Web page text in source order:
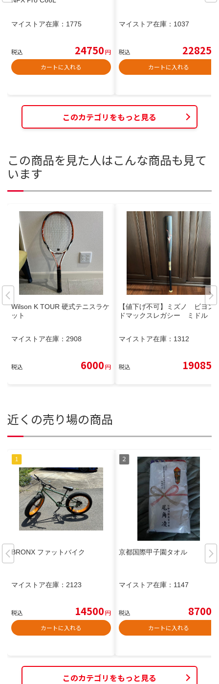
マイストア在庫： 1775
税込 24750円
カートに入れる
マイストア在庫： 1037
税込 22825
カートに入れる
このカテゴリをもっと見る
この商品を見た人はこんな商品も見て
います
Wilson K TOUR 硬式テニスラケ
ット
マイストア在庫： 2908
税込 6000円
【値下げ不可】ミズノ ビヨン
ドマックスレガシー ミドル
マイストア在庫： 1312
税込 19085
近くの売り場の商品
BRONX ファットバイク
マイストア在庫： 2123
税込 14500円
カートに入れる
京都国際甲子園タオル
マイストア在庫： 1147
税込 8700
カートに入れる
このカテゴリをもっと見る